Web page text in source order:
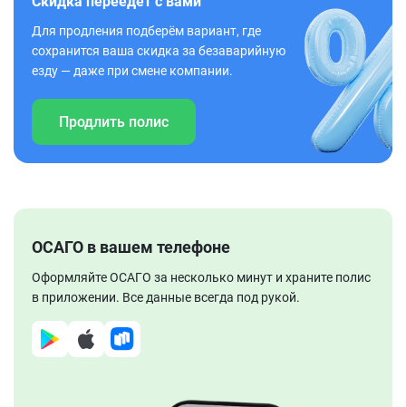
Для продления подберём вариант, где
сохранится ваша скидка за безаварийную
езду — даже при смене компании.
Продлить полис
ОСАГО в вашем телефоне
Оформляйте ОСАГО за несколько минут и храните полис
в приложении. Все данные всегда под рукой.